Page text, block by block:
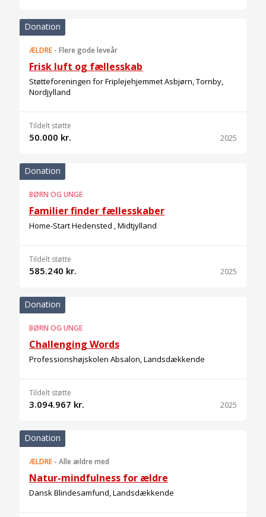
Donation
ÆLDRE - Flere gode leveår
Frisk luft og fællesskab
Støtteforeningen for Friplejehjemmet Asbjørn, Tornby,
Nordjylland
Tildelt støtte
50.000 kr. 2025
Donation
BØRN OG UNGE
Familier finder fællesskaber
Home-Start Hedensted , Midtjylland
Tildelt støtte
585.240 kr. 2025
Donation
BØRN OG UNGE
Challenging Words
Professionshøjskolen Absalon, Landsdækkende
Tildelt støtte
3.094.967 kr. 2025
Donation
ÆLDRE - Alle ældre med
Natur-mindfulness for ældre
Dansk Blindesamfund, Landsdækkende